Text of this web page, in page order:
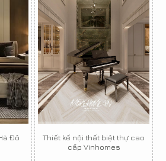
Đô
Thiết kế nội thất biệt thự cao
cấp Vinhomes